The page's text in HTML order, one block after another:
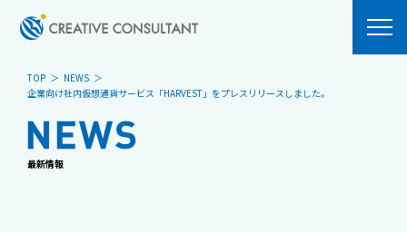
MESSAGE
PHILOSOPHY
TOP
NEWS
企業向け社内仮想通貨サービス「HARVEST」をプレスリリースしました。
最新情報